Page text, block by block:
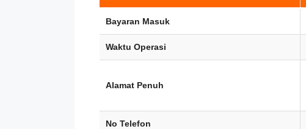
Bayaran Masuk
Waktu Operasi
Alamat Penuh
No Telefon